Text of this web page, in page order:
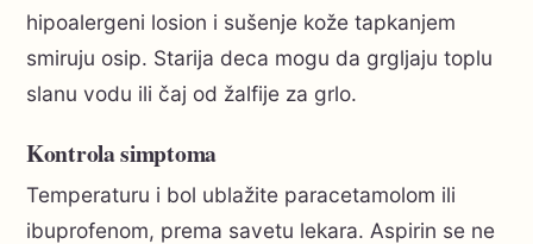
hipoalergeni losion i sušenje kože tapkanjem
smiruju osip. Starija deca mogu da grgljaju toplu
slanu vodu ili čaj od žalfije za grlo.
Kontrola simptoma
Temperaturu i bol ublažite paracetamolom ili
ibuprofenom, prema savetu lekara. Aspirin se ne